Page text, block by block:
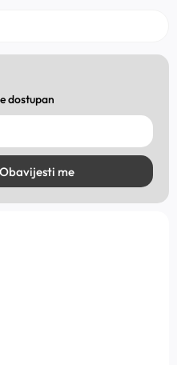
dostupan
Obavijesti me